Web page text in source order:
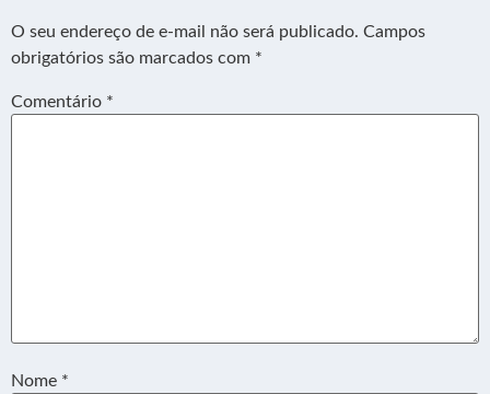
O seu endereço de e-mail não será publicado. Campos
obrigatórios são marcados com *
Comentário *
Nome *